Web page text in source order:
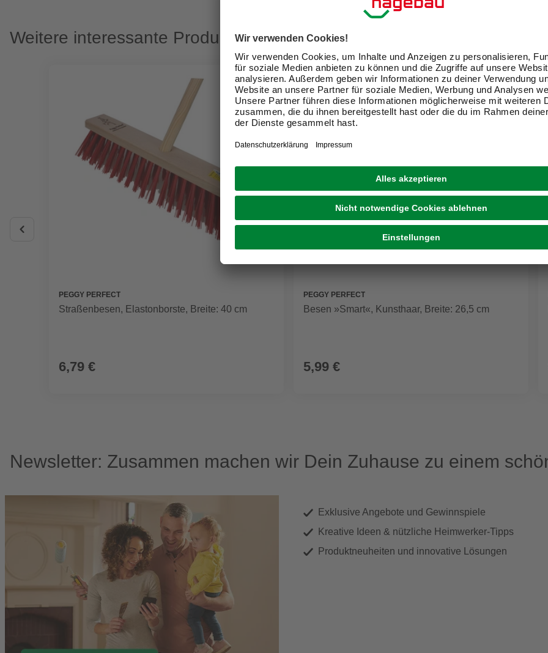
Weitere interessante Produkte
PEGGY PERFECT
Straßenbesen, Elastonborste, Breite: 40 cm
6,79 €
PEGGY PERFECT
Besen »Smart«, Kunsthaar, Breite: 26,5 cm
5,99 €
Newsletter: Zusammen machen wir Dein Zuhause zu einem
Exklusive Angebote und Gewinnspiele
Kreative Ideen & nützliche Heimwerker-Tipps
Produktneuheiten und innovative Lösungen